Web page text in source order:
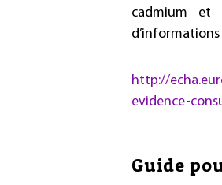
cadmium et
d’informations
http://
evidence-
Guide